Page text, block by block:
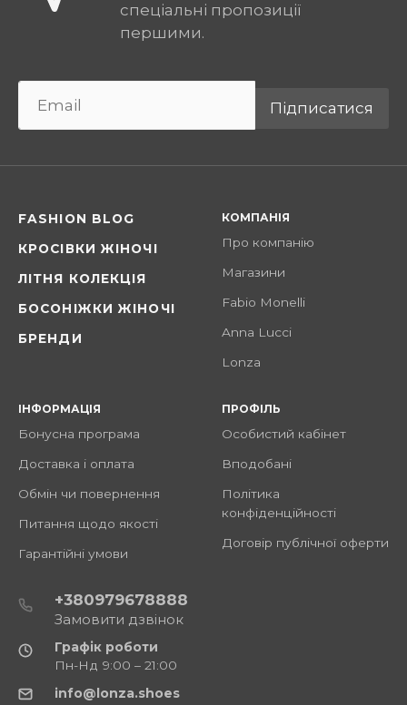
спеціальні пропозиції
першими.
Підписатися
FASHION BLOG
КРОСІВКИ ЖІНОЧІ
ЛІТНЯ КОЛЕКЦІЯ
БОСОНІЖКИ ЖІНОЧІ
БРЕНДИ
КОМПАНІЯ
Про компанію
Магазини
Fabio Monelli
Anna Lucci
Lonza
ІНФОРМАЦІЯ
Бонусна програма
Доставка і оплата
Обмін чи повернення
Питання щодо якості
Гарантійні умови
ПРОФІЛЬ
Особистий кабінет
Вподобані
Політика
конфіденційності
Договір публічної оферти
+380979678888
Замовити дзвінок
Графік роботи
Пн-Нд 9:00 – 21:00
info@lonza.shoes